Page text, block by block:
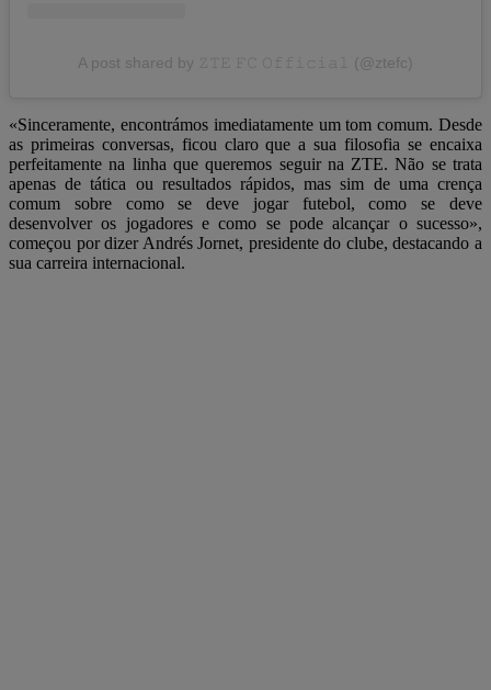
A post shared by 𝚉𝚃𝙴 𝙵𝙲 𝙾𝚏𝚏𝚒𝚌𝚒𝚊𝚕 (@ztefc)
«Sinceramente, encontrámos imediatamente um tom comum. Desde
as primeiras conversas, ficou claro que a sua filosofia se encaixa
perfeitamente na linha que queremos seguir na ZTE. Não se trata
apenas de tática ou resultados rápidos, mas sim de uma crença
comum sobre como se deve jogar futebol, como se deve
desenvolver os jogadores e como se pode alcançar o sucesso»,
começou por dizer Andrés Jornet, presidente do clube, destacando a
sua carreira internacional.